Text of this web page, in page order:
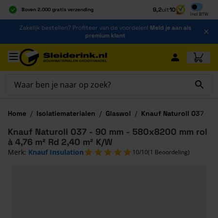
Boven 2.000 gratis verzending
Al 40 jaar dé specialist
Alles onder één dak
9,2uit10
Incl BTW
Inclusief
Ga naar de inhoud
Zakelijk bestellen? Profiteer van de voordelen! Meld je aan als
premium klant
Ga naar hoofdinhoud
Home / Isolatiematerialen / Glaswol / Knauf Naturoll 037
Knauf Naturoll 037 - 90 mm - 580x8200 mm rol
à 4,76 m² Rd 2,40 m² K/W
Merk: Knauf Insulation 10/10(1 Beoordeling)